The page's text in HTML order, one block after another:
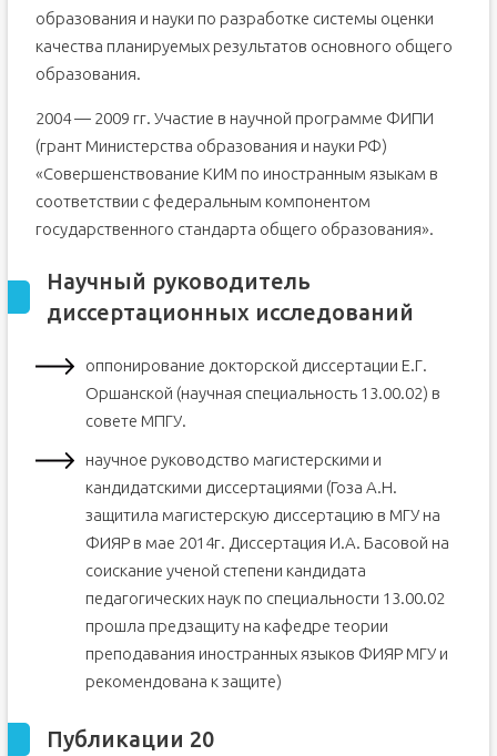
образования и науки по разработке системы оценки
качества планируемых результатов основного общего
образования.
2004 — 2009 гг. Участие в научной программе ФИПИ
(грант Министерства образования и науки РФ)
«Совершенствование КИМ по иностранным языкам в
соответствии с федеральным компонентом
государственного стандарта общего образования».
Научный руководитель
диссертационных исследований
оппонирование докторской диссертации Е.Г.
Оршанской (научная специальность 13.00.02) в
совете МПГУ.
научное руководство магистерскими и
кандидатскими диссертациями (Гоза А.Н.
защитила магистерскую диссертацию в МГУ на
ФИЯР в мае 2014г. Диссертация И.А. Басовой на
соискание ученой степени кандидата
педагогических наук по специальности 13.00.02
прошла предзащиту на кафедре теории
преподавания иностранных языков ФИЯР МГУ и
рекомендована к защите)
Публикации 20